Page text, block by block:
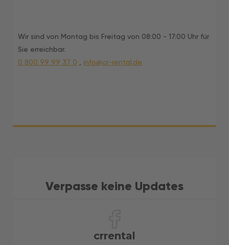
Wir sind von Montag bis Freitag von 08:00 - 17:00 Uhr für
Sie erreichbar.
0 800 99 99 37 0
info@cr-rental.de
Verpasse keine Updates
crrental